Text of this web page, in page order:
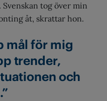
Svenskan tog över min
åt, skrattar hon.
mål för mig
trender,
och
”